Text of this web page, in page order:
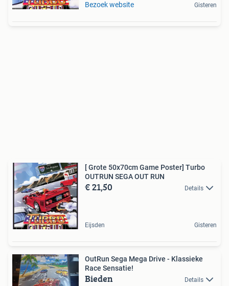
Bezoek website Gisteren
[ Grote 50x70cm Game Poster] Turbo
OUTRUN SEGA OUT RUN
€ 21,50 Details
Eijsden Gisteren
OutRun Sega Mega Drive - Klassieke
Race Sensatie!
Bieden Details